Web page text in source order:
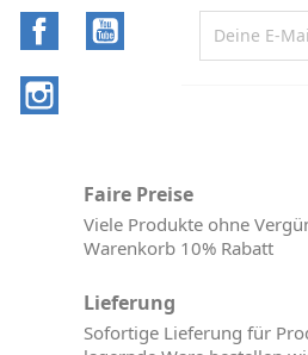
Facebook
Faire Preise
Viele Produkte ohne
Warenkorb 10% Rabatt
Lieferung
Sofortige Lieferung für